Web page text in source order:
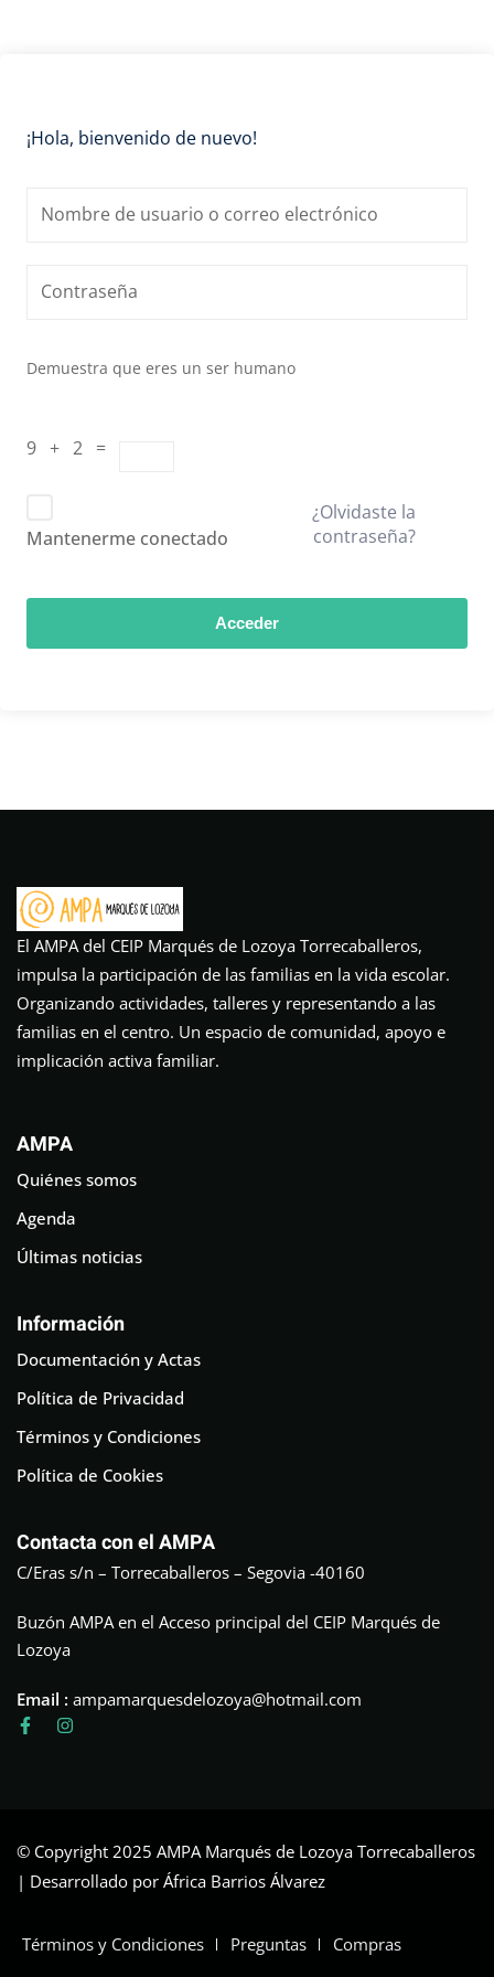
¡Hola, bienvenido de nuevo!
Demuestra que eres un ser humano
9 + 2 =
Mantenerme conectado
¿Olvidaste la
contraseña?
Acceder
El AMPA del CEIP Marqués de Lozoya Torrecaballeros,
impulsa la participación de las familias en la vida escolar.
Organizando actividades, talleres y representando a las
familias en el centro. Un espacio de comunidad, apoyo e
implicación activa familiar.
AMPA
Quiénes somos
Agenda
Últimas noticias
Información
Documentación y Actas
Política de Privacidad
Términos y Condiciones
Política de Cookies
Contacta con el AMPA
C/Eras s/n – Torrecaballeros – Segovia -40160
Buzón AMPA en el Acceso principal del CEIP Marqués de
Lozoya
Email : ampamarquesdelozoya@hotmail.com
© Copyright 2025 AMPA Marqués de Lozoya Torrecaballeros
| Desarrollado por África Barrios Álvarez
Términos y Condiciones Preguntas Compras